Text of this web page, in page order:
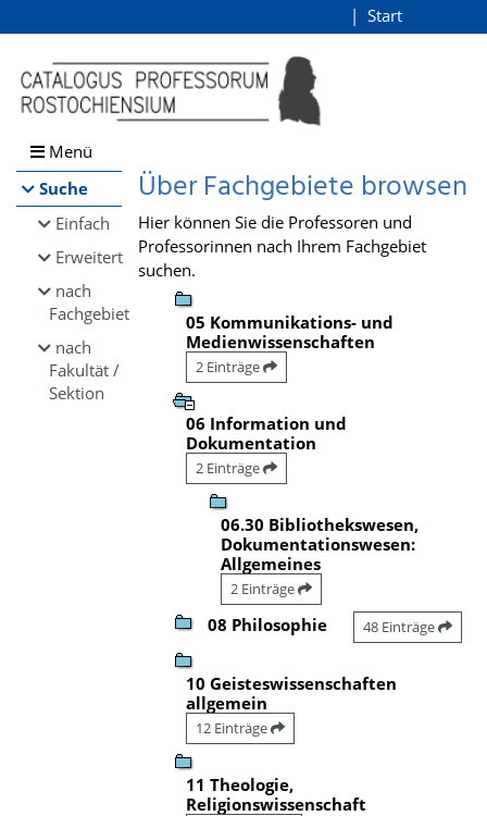
Browsen
direkt zum Inhalt
Start
Menü
Suche
Einfach
Erweitert
nach
Fachgebiet
nach
Fakultät /
Sektion
Über Fachgebiete browsen
Hier können Sie die Professoren und
Professorinnen nach Ihrem Fachgebiet
suchen.
05 Kommunikations- und
Medienwissenschaften
2 Einträge
06 Information und
Dokumentation
2 Einträge
06.30 Bibliothekswesen,
Dokumentationswesen:
Allgemeines
2 Einträge
08 Philosophie 48 Einträge
10 Geisteswissenschaften
allgemein
12 Einträge
11 Theologie,
Religionswissenschaft